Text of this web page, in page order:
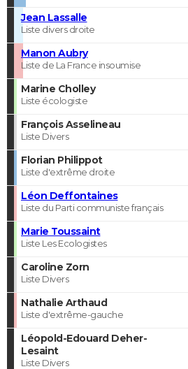
Jean Lassalle
Liste divers droite
Manon Aubry
Liste de La France insoumise
Marine Cholley
Liste écologiste
François Asselineau
Liste Divers
Florian Philippot
Liste d'extrême droite
Léon Deffontaines
Liste du Parti communiste français
Marie Toussaint
Liste Les Ecologistes
Caroline Zorn
Liste Divers
Nathalie Arthaud
Liste d'extrême-gauche
Léopold-Edouard Deher-
Lesaint
Liste Divers